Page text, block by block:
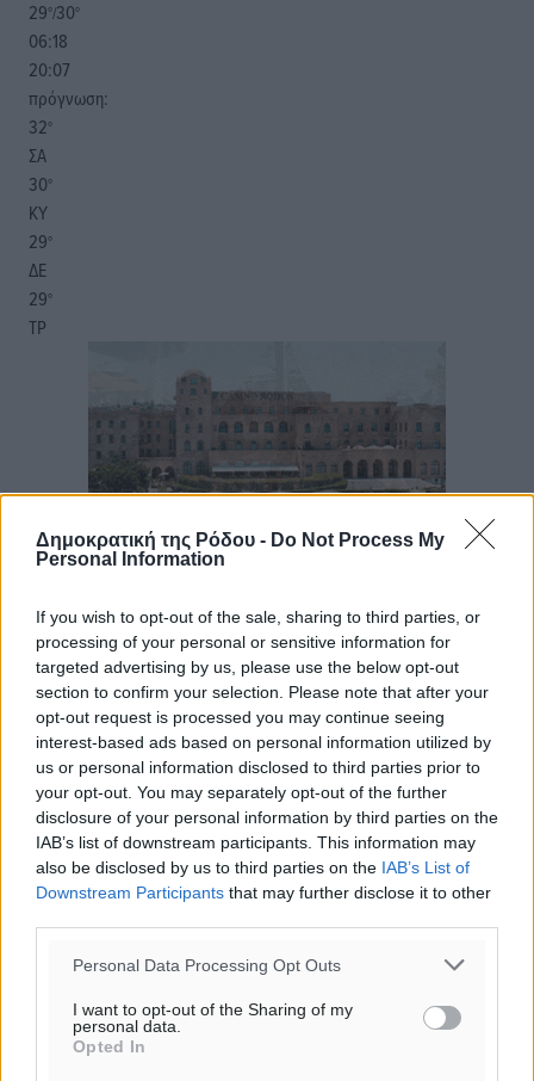
Δημοκρατική της Ρόδου - Do Not Process My
Personal Information
If you wish to opt-out of the sale, sharing to third parties, or
processing of your personal or sensitive information for
targeted advertising by us, please use the below opt-out
section to confirm your selection. Please note that after your
opt-out request is processed you may continue seeing
interest-based ads based on personal information utilized by
us or personal information disclosed to third parties prior to
your opt-out. You may separately opt-out of the further
disclosure of your personal information by third parties on the
IAB’s list of downstream participants. This information may
also be disclosed by us to third parties on the IAB’s List of
Downstream Participants that may further disclose it to other
Personal Data Processing Opt Outs
I want to opt-out of the Sharing of my
personal data.
Opted In
29°/30°
06:18
20:07
πρόγνωση:
32°
ΣΑ
30°
ΚΥ
29°
ΔΕ
29°
ΤΡ